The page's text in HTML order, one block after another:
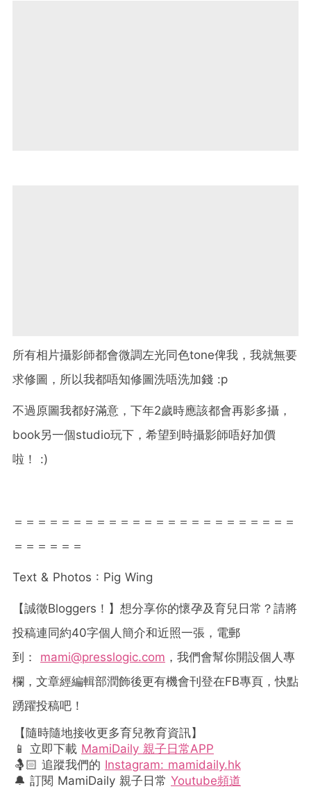
所有相片攝影師都會微調左光同色tone俾我，我就無要
求修圖，所以我都唔知修圖洗唔洗加錢 :p
不過原圖我都好滿意，下年2歲時應該都會再影多攝，
book另一個studio玩下，希望到時攝影師唔好加價
啦！ :)
＝＝＝＝＝＝＝＝＝＝＝＝＝＝＝＝＝＝＝＝＝＝＝＝
＝＝＝＝＝＝
Text & Photos : Pig Wing
【誠徵Bloggers ！】想分享你的懷孕及育兒日常？請將
投稿連同約40字個人簡介和近照一張，電郵
到：
mami@presslogic.com ，我們會幫你開設個人專
欄，文章經編輯部潤飾後更有機會刊登在FB專頁，快點
踴躍投稿吧！
【隨時隨地接收更多育兒教育資訊】
📱 立即下載 MamiDaily 親子日常APP
🤱🏻 追蹤我們的 Instagram: mamidaily.hk
🔔 訂閱 MamiDaily 親子日常 Youtube頻道